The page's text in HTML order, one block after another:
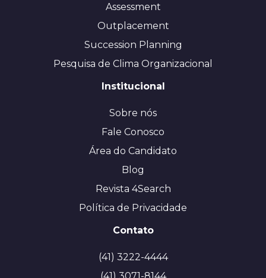
Assessment
Outplacement
Succession Planning
Pesquisa de Clima Organizacional
Institucional
Sobre nós
Fale Conosco
Área do Candidato
Blog
Revista 4Search
Política de Privacidade
Contato
(41) 3222-4444
(41) 3071-8144